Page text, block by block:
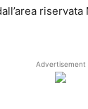
riservata
Advertisement